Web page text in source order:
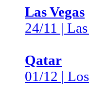
Las Vegas
24/11 |
Qatar
01/12 |